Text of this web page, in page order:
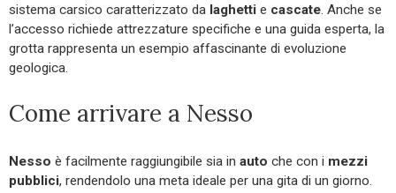
sistema carsico caratterizzato da laghetti e cascate . Anche se
l’accesso richiede attrezzature specifiche e una guida esperta, la
grotta rappresenta un esempio affascinante di evoluzione
geologica.
Come arrivare a Nesso
Nesso è facilmente raggiungibile sia in auto che con i mezzi
pubblici, rendendolo una meta ideale per una gita di un giorno.